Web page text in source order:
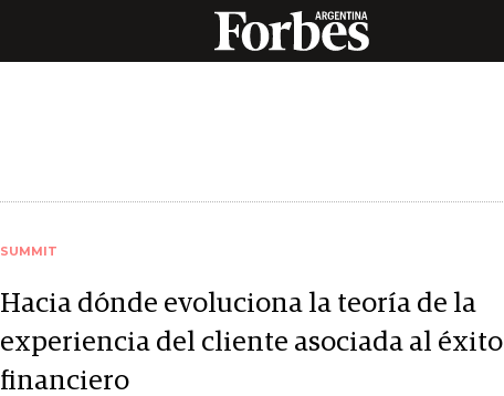
SUMMIT
Hacia dónde evoluciona la teoría de la
experiencia del cliente asociada al éxito
financiero